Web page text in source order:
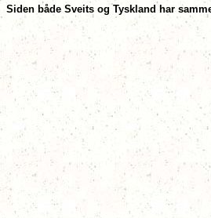
Siden både Sveits og Tyskland har